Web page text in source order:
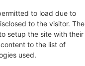
to load due to
to the visitor. The
setup the site with their
to the list of
used.